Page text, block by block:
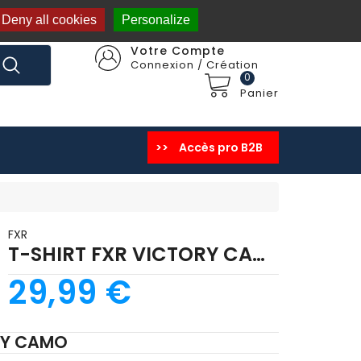
Votre Compte
Connexion / Création
0
Panier
>> Accès pro B2B
FXR
T-SHIRT FXR VICTORY CAMO
29,99 €
CAMO
Deny all cookies Personalize